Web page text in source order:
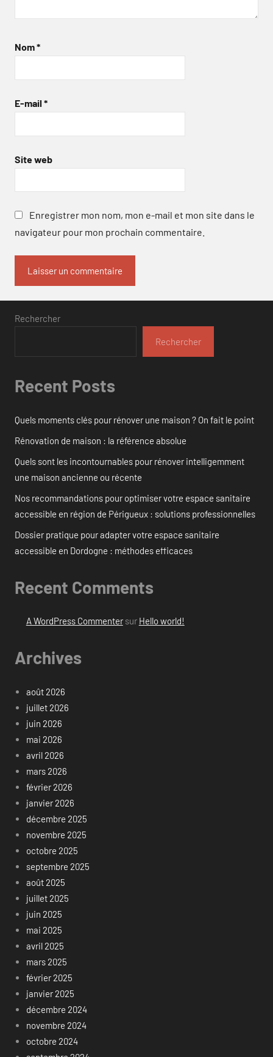
Nom*
E-mail *
Site web
Enregistrer mon nom, mon e-mail et mon site dans le
navigateur pour mon prochain commentaire.
Rechercher
Rechercher
Recent Posts
Quels moments clés pour rénover une maison ? On fait le point
Rénovation de maison : la référence absolue
Quels sont les incontournables pour rénover intelligemment
une maison ancienne ou récente
Nos recommandations pour optimiser votre espace sanitaire
accessible en région de Périgueux : solutions professionnelles
Dossier pratique pour adapter votre espace sanitaire
accessible en Dordogne : méthodes efficaces
Recent Comments
A WordPress Commentersur Hello world!
Archives
août 2026
juillet 2026
juin 2026
mai 2026
avril 2026
mars 2026
février 2026
janvier 2026
décembre 2025
novembre 2025
octobre 2025
septembre 2025
août 2025
juillet 2025
juin 2025
mai 2025
avril 2025
mars 2025
février 2025
janvier 2025
décembre 2024
novembre 2024
octobre 2024